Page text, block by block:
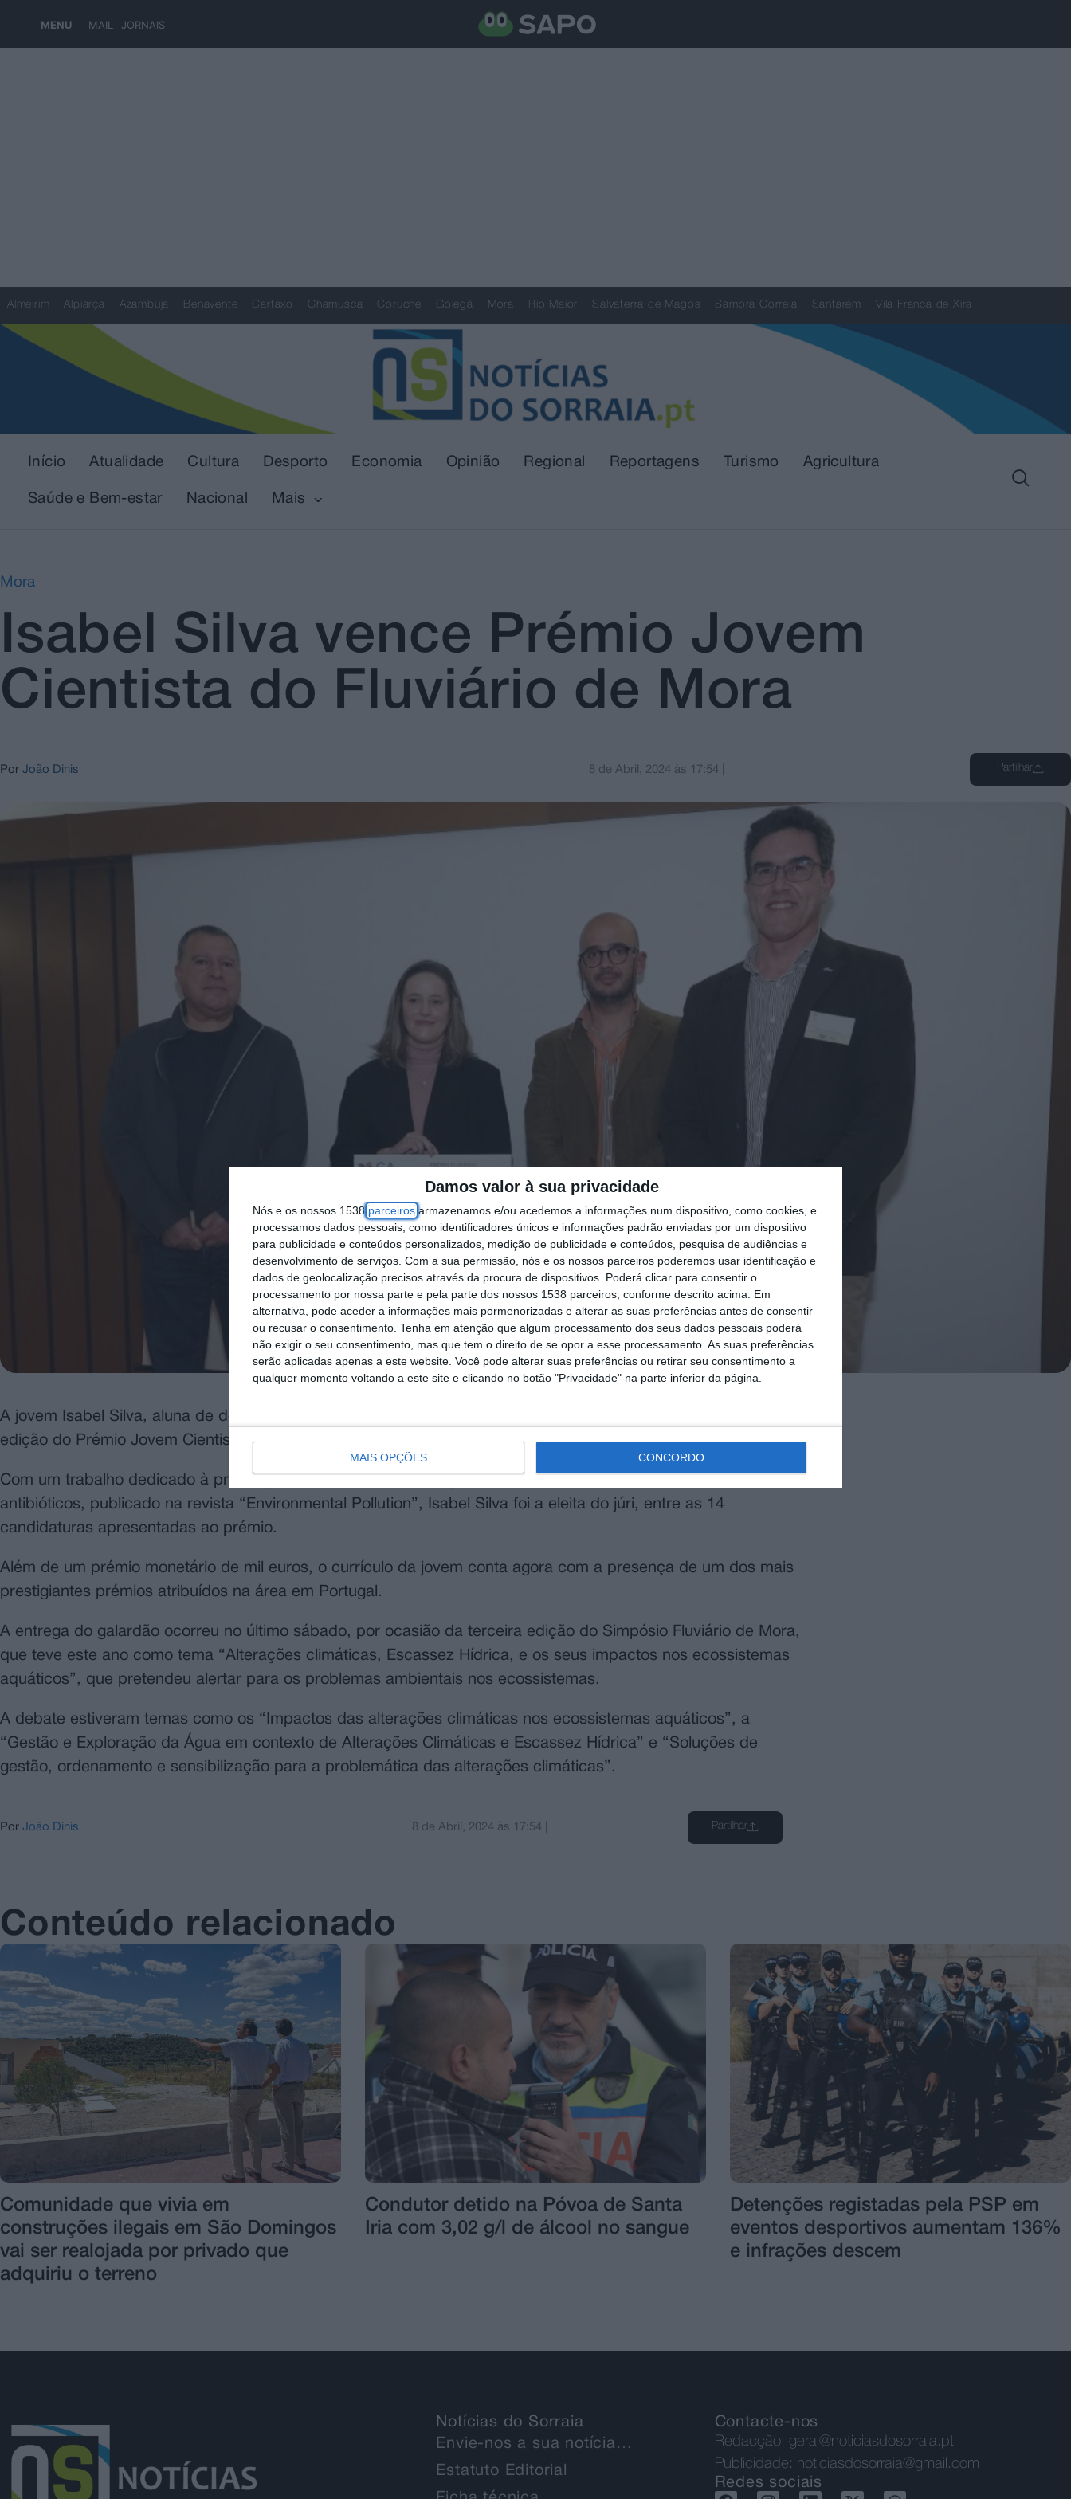
Damos valor à sua privacidade
Nós e os nossos 1538parceirosarmazenamos e/ou acedemos a informações num dispositivo, como cookies, e
processamos dados pessoais, como identificadores únicos e informações padrão enviadas por um dispositivo
para publicidade e conteúdos personalizados, medição de publicidade e conteúdos, pesquisa de audiências e
desenvolvimento de serviços. Com a sua permissão, nós e os nossos parceiros poderemos usar identificação e
dados de geolocalização precisos através da procura de dispositivos. Poderá clicar para consentir o
processamento por nossa parte e pela parte dos nossos 1538 parceiros, conforme descrito acima. Em
alternativa, pode aceder a informações mais pormenorizadas e alterar as suas preferências antes de consentir
ou recusar o consentimento. Tenha em atenção que algum processamento dos seus dados pessoais poderá
não exigir o seu consentimento, mas que tem o direito de se opor a esse processamento. As suas preferências
serão aplicadas apenas a este website. Você pode alterar suas preferências ou retirar seu consentimento a
qualquer momento voltando a este site e clicando no botão "Privacidade" na parte inferior da página.
MAIS OPÇÕES CONCORDO
MENU MAIL JORNAIS
Almeirim Alpiarça Azambuja Benavente Cartaxo Chamusca Coruche Golegã Mora Rio Maior Salvaterra de Magos Samora Correia Santarém Vila Franca de Xira
Início Atualidade Cultura Desporto Economia Opinião Regional Reportagens Turismo Agricultura
Saúde e Bem-estar Nacional Mais
Mora
Isabel Silva vence Prémio Jovem
Cientista do Fluviário de Mora
Por João Dinis 8 de Abril, 2024 às 17:54 Partilhar
A jovem Isabel Silva, aluna de doutoramento da Universidade de Coimbra, foi a vencedora da décima quarta
edição do Prémio Jovem Cientista do Ano do Fluviário de Mora.
Com um trabalho dedicado à presença de microplásticos na água e a sua importância para a resistência aos
antibióticos, publicado na revista “Environmental Pollution”, Isabel Silva foi a eleita do júri, entre as 14
candidaturas apresentadas ao prémio.
Além de um prémio monetário de mil euros, o currículo da jovem conta agora com a presença de um dos mais
prestigiantes prémios atribuídos na área em Portugal.
A entrega do galardão ocorreu no último sábado, por ocasião da terceira edição do Simpósio Fluviário de Mora,
que teve este ano como tema “Alterações climáticas, Escassez Hídrica, e os seus impactos nos ecossistemas
aquáticos”, que pretendeu alertar para os problemas ambientais nos ecossistemas.
A debate estiveram temas como os “Impactos das alterações climáticas nos ecossistemas aquáticos”, a
“Gestão e Exploração da Água em contexto de Alterações Climáticas e Escassez Hídrica” e “Soluções de
gestão, ordenamento e sensibilização para a problemática das alterações climáticas”.
Por João Dinis 8 de Abril, 2024 às 17:54 Partilhar
Conteúdo relacionado
Comunidade que vivia em
construções ilegais em São Domingos
vai ser realojada por privado que
adquiriu o terreno
Condutor detido na Póvoa de Santa
Iria com 3,02 g/l de álcool no sangue
Detenções registadas pela PSP em
eventos desportivos aumentam 136%
e infrações descem
Notícias do Sorraia
Envie-nos a sua notícia…
Estatuto Editorial
Contacte-nos
Redacção: geral@noticiasdosorraia.pt
Publicidade: noticiasdosorraia@gmail.com
Redes sociais